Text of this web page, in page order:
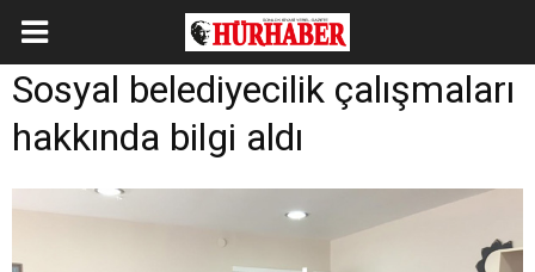
Sosyal belediyecilik çalışmaları
hakkında bilgi aldı